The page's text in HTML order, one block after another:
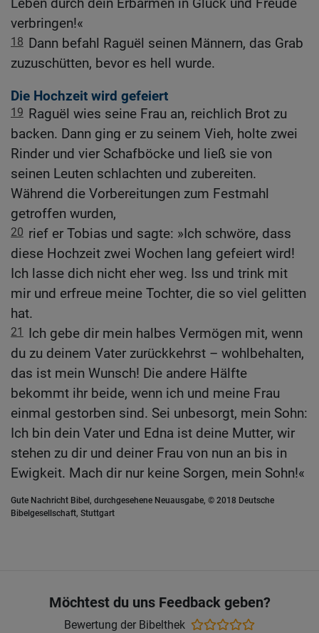
Leben durch dein Erbarmen in Glück und Freude
verbringen!«
18 Dann befahl Raguël seinen Männern, das Grab
zuzuschütten, bevor es hell wurde.
Die Hochzeit wird gefeiert
19 Raguël wies seine Frau an, reichlich Brot zu
backen. Dann ging er zu seinem Vieh, holte zwei
Rinder und vier Schafböcke und ließ sie von
seinen Leuten schlachten und zubereiten.
Während die Vorbereitungen zum Festmahl
getroffen wurden,
20 rief er Tobias und sagte: »Ich schwöre, dass
diese Hochzeit zwei Wochen lang gefeiert wird!
Ich lasse dich nicht eher weg. Iss und trink mit
mir und erfreue meine Tochter, die so viel gelitten
hat.
21 Ich gebe dir mein halbes Vermögen mit, wenn
du zu deinem Vater zurückkehrst – wohlbehalten,
das ist mein Wunsch! Die andere Hälfte
bekommt ihr beide, wenn ich und meine Frau
einmal gestorben sind. Sei unbesorgt, mein Sohn:
Ich bin dein Vater und Edna ist deine Mutter, wir
stehen zu dir und deiner Frau von nun an bis in
Ewigkeit. Mach dir nur keine Sorgen, mein Sohn!«
Gute Nachricht Bibel, durchgesehene Neuausgabe, © 2018 Deutsche
Bibelgesellschaft, Stuttgart
Möchtest du uns Feedback geben?
Bewertung der Bibelthek